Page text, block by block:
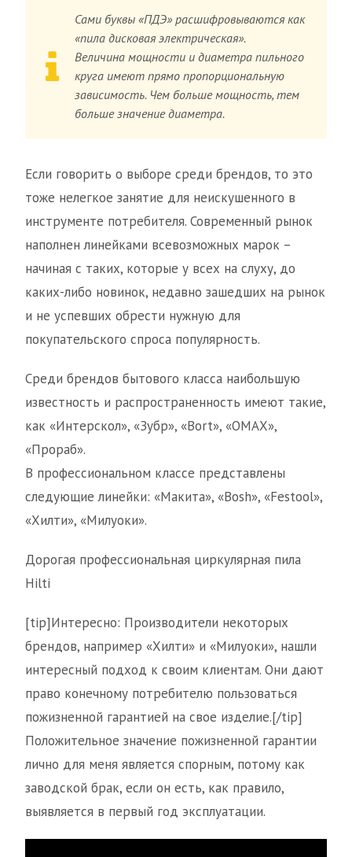
Сами буквы «ПДЭ» расшифровываются как
«пила дисковая электрическая».
Величина мощности и диаметра пильного
круга имеют прямо пропорциональную
зависимость. Чем больше мощность, тем
больше значение диаметра.
Если говорить о выборе среди брендов, то это
тоже нелегкое занятие для неискушенного в
инструменте потребителя. Современный рынок
наполнен линейками всевозможных марок –
начиная с таких, которые у всех на слуху, до
каких-либо новинок, недавно зашедших на рынок
и не успевших обрести нужную для
покупательского спроса популярность.
Среди брендов бытового класса наибольшую
известность и распространенность имеют такие,
как «Интерскол», «Зубр», «Bort», «ОМАХ»,
«Прораб».
В профессиональном классе представлены
следующие линейки: «Макита», «Bosh», «Festool»,
«Хилти», «Милуоки».
Дорогая профессиональная циркулярная пила
Hilti
[tip]Интересно: Производители некоторых
брендов, например «Хилти» и «Милуоки», нашли
интересный подход к своим клиентам. Они дают
право конечному потребителю пользоваться
пожизненной гарантией на свое изделие.[/tip]
Положительное значение пожизненной гарантии
лично для меня является спорным, потому как
заводской брак, если он есть, как правило,
выявляется в первый год эксплуатации.